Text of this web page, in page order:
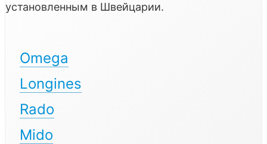
установленным в Швейцарии.
Omega
Longines
Rado
Mido